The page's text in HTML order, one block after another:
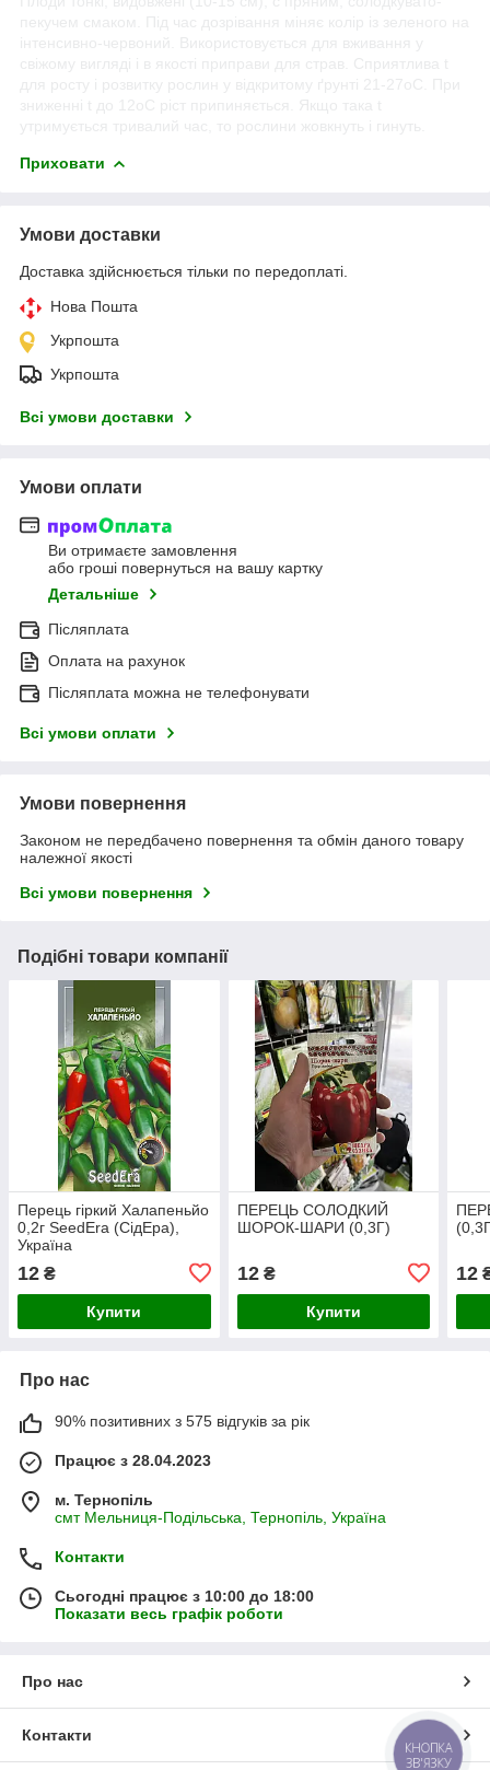
Приховати
Умови доставки
Доставка здійснюється тільки по передоплаті.
Нова Пошта
Укрпошта
Укрпошта
Всі умови доставки
Умови оплати
Ви отримаєте замовлення
або гроші повернуться на вашу картку
Детальніше
Післяплата
Оплата на рахунок
Післяплата можна не телефонувати
Всі умови оплати
Умови повернення
Законом не передбачено повернення та обмін даного товару
належної якості
Всі умови повернення
Подібні товари компанії
Перець гіркий Халапеньйо
0,2г SeedЕra (СідЕра),
Україна
12 ₴
Купити
ПЕРЕЦЬ СОЛОДКИЙ
ШОРОК-ШАРИ (0,3Г)
12₴
Купити
12
Про нас
90% позитивних з 575 відгуків за рік
Працює з 28.04.2023
м. Тернопіль
смт Мельниця-Подільська, Тернопіль, Україна
Контакти
Сьогодні працює з 10:00 до 18:00
Показати весь графік роботи
Про нас
Контакти
КНОПКА
ЗВ'ЯЗКУ